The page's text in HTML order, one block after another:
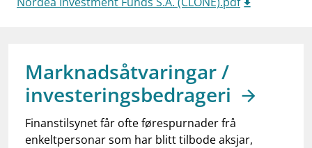
work_outlineJobb hos oss
notifications_noneAbonner på nyhetsvarsel
Marknadsåtvaringar /
investeringsbedrageri
Finanstilsynet får ofte førespurnader frå
enkeltpersonar som har blitt tilbode aksjar,